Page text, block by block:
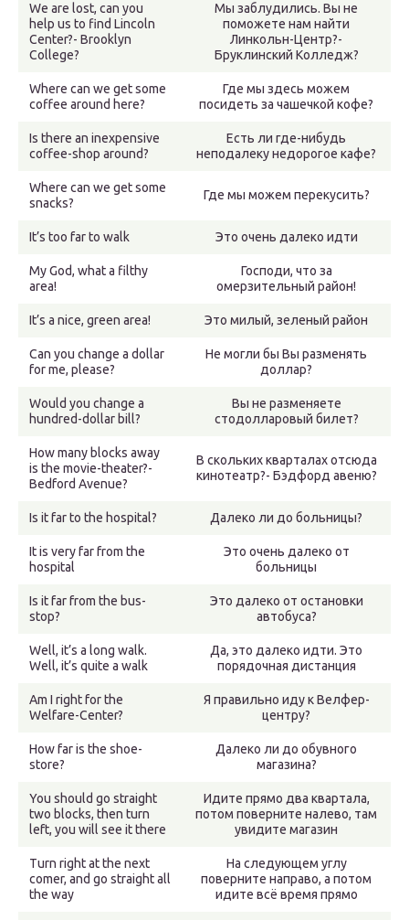
We are lost, can you
help us to find Lincoln
Center?- Brooklyn
College?
Мы заблудились. Вы не
поможете нам найти
Линкольн-Центр?-
Бруклинский Колледж?
Where can we get some
coffee around here?
Где мы здесь можем
посидеть за чашечкой кофе?
Is there an inexpensive
coffee-shop around?
Есть ли где-нибудь
неподалеку недорогое кафе?
Where can we get some
snacks?
Где мы можем перекусить?
It’s too far to walk Это очень далеко идти
My God, what a filthy
area!
Господи, что за
омерзительный район!
It’s a nice, green area! Это милый, зеленый район
Can you change a dollar
for me, please?
Не могли бы Вы разменять
доллар?
Would you change a
hundred-dollar bill?
Вы не разменяете
стодолларовый билет?
How many blocks away
is the movie-theater?-
Bedford Avenue?
В скольких кварталах отсюда
кинотеатр?- Бэдфорд авеню?
Is it far to the hospital? Далеко ли до больницы?
It is very far from the
hospital
Это очень далеко от
больницы
Is it far from the bus-
stop?
Это далеко от остановки
автобуса?
Well, it’s a long walk.
Well, it’s quite a walk
Да, это далеко идти. Это
порядочная дистанция
Am I right for the
Welfare-Center?
Я правильно иду к Велфер-
центру?
How far is the shoe-
store?
Далеко ли до обувного
магазина?
You should go straight
two blocks, then turn
left, you will see it there
Идите прямо два квартала,
потом поверните налево, там
увидите магазин
Turn right at the next
comer, and go straight all
the way
На следующем углу
поверните направо, а потом
идите всё время прямо